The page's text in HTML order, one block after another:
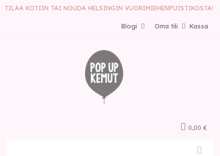
TILAA KOTIIN TAI NOUDA HELSINGIN VUORIMIEHENPUISTIKOSTA!
Kassa
Oma tili
Blogi
0,00 €